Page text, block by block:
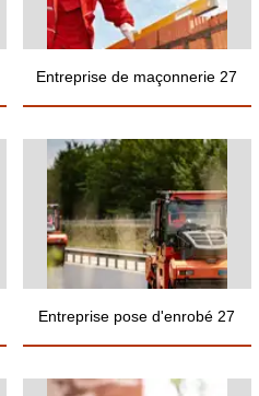
Entreprise de maçonnerie 27
Entreprise pose d'enrobé 27